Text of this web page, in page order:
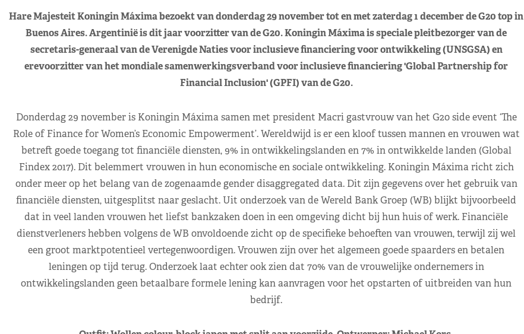
Hare Majesteit Koningin Máxima bezoekt van donderdag 29 november tot en met zaterdag 1 december de G20 top in
Buenos Aires. Argentinië is dit jaar voorzitter van de G20. Koningin Máxima is speciale pleitbezorger van de
secretaris-generaal van de Verenigde Naties voor inclusieve financiering voor ontwikkeling (UNSGSA) en
erevoorzitter van het mondiale samenwerkingsverband voor inclusieve financiering 'Global Partnership for
Financial Inclusion' (GPFI) van de G20.
Donderdag 29 november is Koningin Máxima samen met president Macri gastvrouw van het G20 side event ‘The
Role of Finance for Women’s Economic Empowerment’. Wereldwijd is er een kloof tussen mannen en vrouwen wat
betreft goede toegang tot financiële diensten, 9% in ontwikkelingslanden en 7% in ontwikkelde landen (Global
Findex 2017). Dit belemmert vrouwen in hun economische en sociale ontwikkeling. Koningin Máxima richt zich
onder meer op het belang van de zogenaamde gender disaggregated data. Dit zijn gegevens over het gebruik van
financiële diensten, uitgesplitst naar geslacht. Uit onderzoek van de Wereld Bank Groep (WB) blijkt bijvoorbeeld
dat in veel landen vrouwen het liefst bankzaken doen in een omgeving dicht bij hun huis of werk. Financiële
dienstverleners hebben volgens de WB onvoldoende zicht op de specifieke behoeften van vrouwen, terwijl zij wel
een groot marktpotentieel vertegenwoordigen. Vrouwen zijn over het algemeen goede spaarders en betalen
leningen op tijd terug. Onderzoek laat echter ook zien dat 70% van de vrouwelijke ondernemers in
ontwikkelingslanden geen betaalbare formele lening kan aanvragen voor het opstarten of uitbreiden van hun
bedrijf.